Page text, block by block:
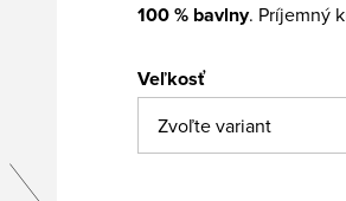
100 % bavlny. Príjemný
Veľkosť